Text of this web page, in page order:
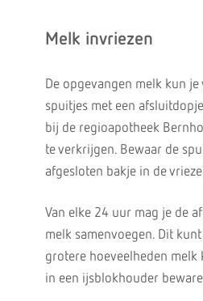
Melk invriezen
De opgevangen melk kun je
spuitjes met een
bij de regioapotheek
te verkrijgen. Bewaar de
afgesloten bakje in de
Van elke 24 uur mag je de
melk samenvoegen. Dit
grotere hoeveelheden
in een ijsblokhouder